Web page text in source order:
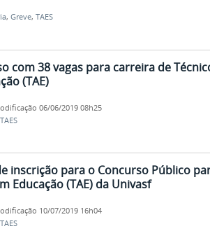
, Greve, TAES
com 38 vagas para carreira de
(TAE)
06/06/2019 08h25
TAES
inscrição para o Concurso Público
Educação (TAE) da Univasf
10/07/2019 16h04
TAES